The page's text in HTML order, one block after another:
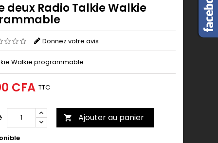
deux Radio Talkie Walkie
Donnez votre avis
Walkie programmable
CFA TTC
 Ajouter au panier